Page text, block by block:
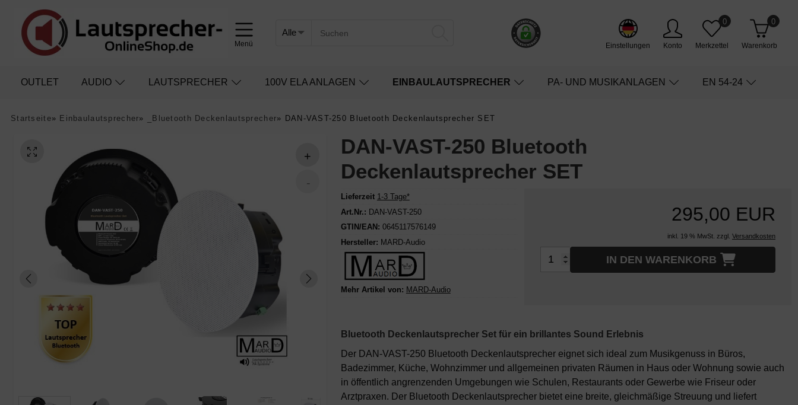
Menü Einstellungen Konto Merkzettel
0
Warenkorb
0
OUTLET AUDIO LAUTSPRECHER 100V ELA ANLAGEN EINBAULAUTSPRECHER PA- UND MUSIKANLAGEN EN 54-24
Startseite» Einbaulautsprecher» _Bluetooth Deckenlautsprecher» DAN-VAST-250 Bluetooth Deckenlautsprecher SET
DAN-VAST-250 Bluetooth
Deckenlautsprecher SET
Lieferzeit 1-3 Tage*
Art.Nr.: DAN-VAST-250
GTIN/EAN: 0645117576149
Hersteller: MARD-Audio
Mehr Artikel von: MARD-Audio
295,00 EUR
inkl. 19 % MwSt. zzgl. Versandkosten
IN DEN WARENKORB
Bluetooth Deckenlautsprecher Set für ein brillantes Sound Erlebnis
Der DAN-VAST-250 Bluetooth Deckenlautsprecher eignet sich ideal zum Musikgenuss in Büros,
Badezimmer, Küche, Wohnzimmer und allgemeinen privaten Räumen in Haus oder Wohnung sowie auch
in öffentlich angrenzenden Umgebungen wie Schulen, Restaurants oder Gewerbe wie Friseur oder
Arztpraxen. Der Bluetooth Deckenlautsprecher bietet eine breite, gleichmäßige Streuung und liefert